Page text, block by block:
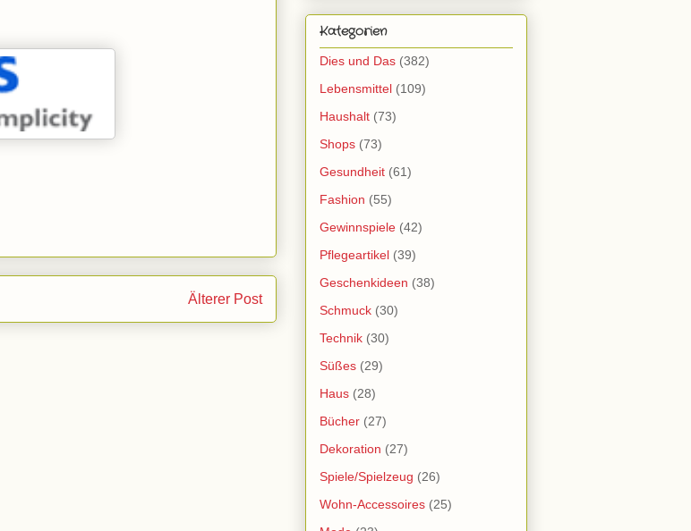
Älterer Post
Kategorien
Dies und Das (382)
Lebensmittel (109)
Haushalt (73)
Shops (73)
Gesundheit (61)
Fashion (55)
Gewinnspiele (42)
Pflegeartikel (39)
Geschenkideen (38)
Schmuck (30)
Technik (30)
Süßes (29)
Haus (28)
Bücher (27)
Dekoration (27)
Spiele/Spielzeug (26)
Wohn-Accessoires (25)